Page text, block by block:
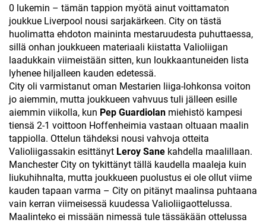
0 lukemin – tämän tappion myötä ainut voittamaton
joukkue Liverpool nousi sarjakärkeen. City on tästä
huolimatta ehdoton maininta mestaruudesta puhuttaessa,
sillä onhan joukkueen materiaali kiistatta Valioliigan
laadukkain viimeistään sitten, kun loukkaantuneiden lista
lyhenee hiljalleen kauden edetessä.
City oli varmistanut oman Mestarien liiga-lohkonsa voiton
jo aiemmin, mutta joukkueen vahvuus tuli jälleen esille
aiemmin viikolla, kun Pep Guardiolan miehistö kampesi
tiensä 2-1 voittoon Hoffenheimia vastaan oltuaan maalin
tappiolla. Ottelun tähdeksi nousi vahvoja otteita
Valioliigassakin esittänyt Leroy Sane kahdella maalillaan.
Manchester City on tykittänyt tällä kaudella maaleja kuin
liukuhihnalta, mutta joukkueen puolustus ei ole ollut viime
kauden tapaan varma – City on pitänyt maalinsa puhtaana
vain kerran viimeisessä kuudessa Valioliigaottelussa.
Maalinteko ei missään nimessä tule tässäkään ottelussa